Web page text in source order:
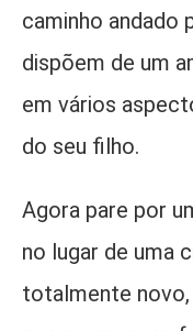
caminho andado
dispõem de um
em vários
do seu filho.
Agora pare por
no lugar de uma
totalmente